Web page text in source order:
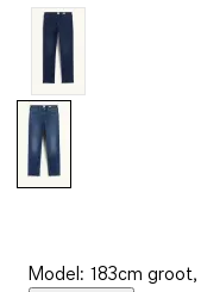
Model: 183cm